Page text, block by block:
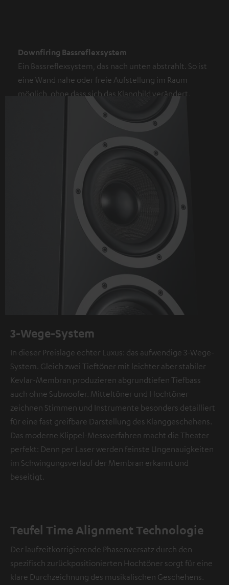
Downfiring Bassreflexsystem
Ein Bassreflexsystem, das nach unten abstrahlt. So ist
eine Wand nahe oder freie Aufstellung im Raum
möglich, ohne dass sich das Klangbild verändert.
3-Wege-System
In dieser Preislage echter Luxus: das aufwendige 3-Wege-
System. Gleich zwei Tieftöner mit leichter aber stabiler
Kevlar-Membran produzieren abgrundtiefen Tiefbass
auch ohne Subwoofer. Mitteltöner und Hochtöner
zeichnen Stimmen und Instrumente besonders detailliert
für eine fast greifbare Darstellung des Klanggeschehens.
Das moderne Klippel-Messverfahren macht die Theater
perfekt: Denn per Laser werden feinste Ungenauigkeiten
im Schwingungsverlauf der Membran erkannt und
beseitigt.
Teufel Time Alignment Technologie
Der laufzeitkorrigierende Phasenversatz durch den
spezifisch zurückpositionierten Hochtöner sorgt für eine
klare Durchzeichnung des musikalischen Geschehens.